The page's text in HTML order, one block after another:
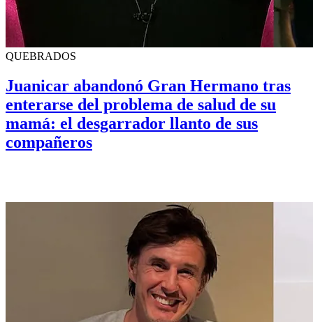
QUEBRADOS
Juanicar abandonó Gran Hermano tras
enterarse del problema de salud de su
mamá: el desgarrador llanto de sus
compañeros